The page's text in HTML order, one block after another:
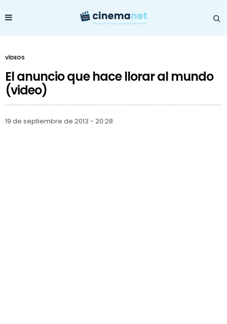
VÍDEOS
El anuncio que hace llorar al mundo
(video)
19 de septiembre de 2013 - 20:28